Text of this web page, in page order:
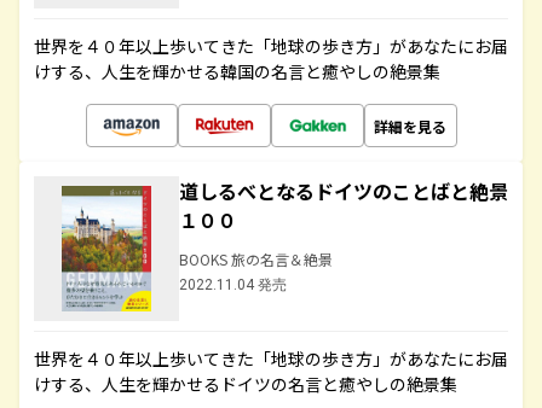
世界を４０年以上歩いてきた「地球の歩き方」があなたにお届
けする、人生を輝かせる韓国の名言と癒やしの絶景集
詳細を見る
道しるべとなるドイツのことばと絶景
１００
BOOKS 旅の名言＆絶景
2022.11.04 発売
世界を４０年以上歩いてきた「地球の歩き方」があなたにお届
けする、人生を輝かせるドイツの名言と癒やしの絶景集